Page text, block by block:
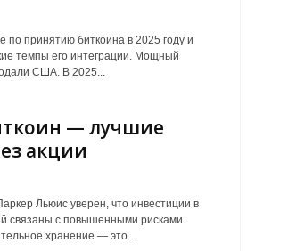
по принятию биткоина в 2025 году и
темпы его интеграции. Мощный
США. В 2025...
— лучшие
акции
Льюис уверен, что инвестиции в
связаны с повышенными рисками.
хранение — это...